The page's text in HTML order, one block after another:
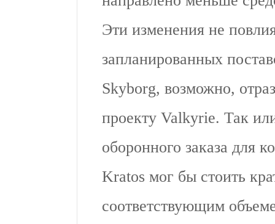
Эти изменения не
запланированных
Skyborg, возможно,
проекту Valkyrie. Так
оборонного заказа для
Kratos мог бы стоить
соответствующим